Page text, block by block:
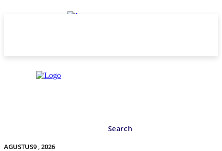
AGUSTUS9 , 2026
Search